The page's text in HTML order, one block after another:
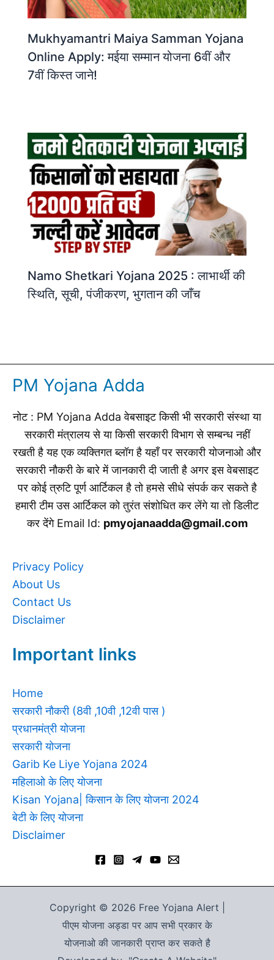
Mukhyamantri Maiya Samman Yojana
Online Apply: मईया सम्मान योजना 6वीं और
7वीं किस्त जाने!
Namo Shetkari Yojana 2025 : लाभार्थी की
स्थिति, सूची, पंजीकरण, भुगतान की जाँच
PM Yojana Adda
नोट : PM Yojana Adda वेबसाइट किसी भी सरकारी संस्था या
सरकारी मंत्रालय से या किसी सरकारी विभाग से सम्बन्ध नहीं
रखती है यह एक व्यक्तिगत ब्लॉग है यहाँ पर सरकारी योजनाओ और
सरकारी नौकरी के बारे में जानकारी दी जाती है अगर इस वेबसाइट
पर कोई त्रुटि पूर्ण आर्टिकल है तो हमसे सीधे संपर्क कर सकते है
हमारी टीम उस आर्टिकल को तुरंत संशोधित कर लेंगे या तो डिलीट
कर देंगे Email Id: pmyojanaadda@gmail.com
Privacy Policy
About Us
Contact Us
Disclaimer
Important links
Home
सरकारी नौकरी (8वी ,10वी ,12वी पास )
प्रधानमंत्री योजना
सरकारी योजना
Garib Ke Liye Yojana 2024
महिलाओ के लिए योजना
Kisan Yojana| किसान के लिए योजना 2024
बेटी के लिए योजना
Disclaimer
Copyright © 2026 Free Yojana Alert |
पीएम योजना अड्डा पर आप सभी प्रकार के
योजनाओ की जानकारी प्राप्त कर सकते है